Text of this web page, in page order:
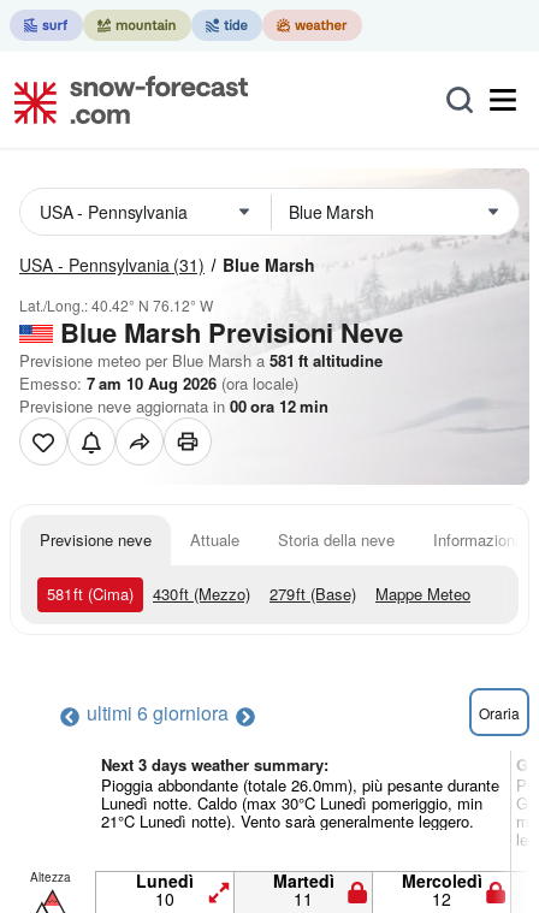
USA - Pennsylvania (31) Blue Marsh
Lat./Long.:40.42° N 76.12° W
Blue Marsh Previsioni Neve
Previsione meteo per Blue Marsh a 581 ft altitudine
Emesso: 7 am 10 Aug 2026 (ora locale)
Previsione neve aggiornata in 00ora 12min
Previsione neve Attuale Storia della neve Informazioni
581ft (Cima) 430ft (Mezzo) 279ft (Base) Mappe Meteo
ultimi 6 giorniora Oraria
Next 3 days weather summary:
Pioggia abbondante (totale 26.0mm), più pesante durante
Lunedì notte. Caldo (max 30°C Lunedì pomeriggio, min
21°C Lunedì notte). Vento sarà generalmente leggero.
Altezza Lunedì
10
Martedì
11
Mercoledì
12